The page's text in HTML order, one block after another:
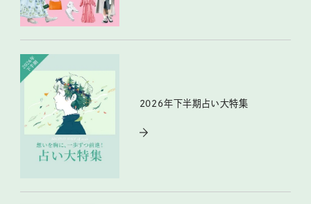
2026年下半期占い大特集